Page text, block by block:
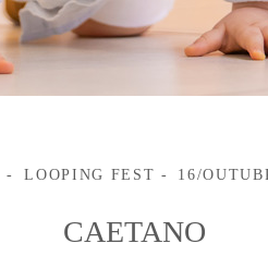
LOOPING FEST 16/
CAETANO